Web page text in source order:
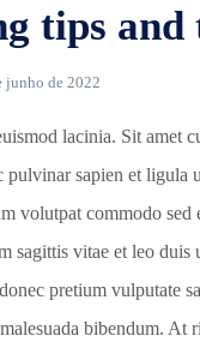
tips
junho de 2022
lacinia. Sit amet
pulvinar sapien et ligula
volutpat commodo sed
sagittis vitae et leo duis
pretium vulputate
bibendum. At